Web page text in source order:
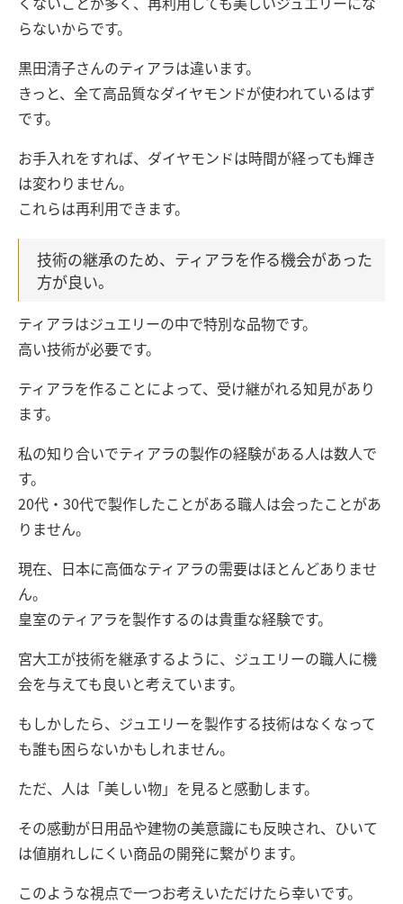
らないからです。
黒田清子さんのティアラは違います。
きっと、全て高品質なダイヤモンドが使われているはず
です。
お手入れをすれば、ダイヤモンドは時間が経っても輝き
は変わりません。
これらは再利用できます。
技術の継承のため、ティアラを作る機会があった
方が良い。
ティアラはジュエリーの中で特別な品物です。
高い技術が必要です。
ティアラを作ることによって、受け継がれる知見があり
ます。
私の知り合いでティアラの製作の経験がある人は数人で
す。
20代・30代で製作したことがある職人は会ったことがあ
りません。
現在、日本に高価なティアラの需要はほとんどありませ
ん。
皇室のティアラを製作するのは貴重な経験です。
宮大工が技術を継承するように、ジュエリーの職人に機
会を与えても良いと考えています。
もしかしたら、ジュエリーを製作する技術はなくなって
も誰も困らないかもしれません。
ただ、人は「美しい物」を見ると感動します。
その感動が日用品や建物の美意識にも反映され、ひいて
は値崩れしにくい商品の開発に繋がります。
このような視点で一つお考えいただけたら幸いです。